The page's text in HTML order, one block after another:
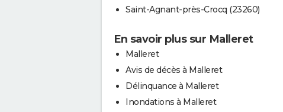
Saint-Agnant-près-Crocq (23260)
En savoir plus sur Malleret
Malleret
Avis de décès à Malleret
Délinquance à Malleret
Inondations à Malleret